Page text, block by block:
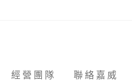
經營團隊 聯絡嘉威